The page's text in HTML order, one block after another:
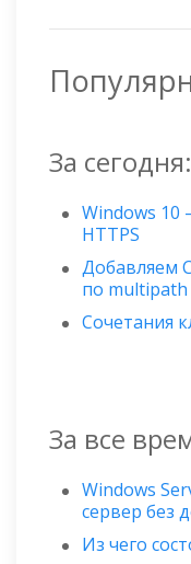
За сегодня:
Windows 10
HTTPS
Добавляем
по multipath
Сочетания
За все
Windows
сервер без
Из чего